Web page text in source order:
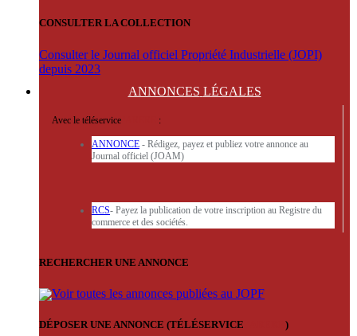
CONSULTER LA COLLECTION
Consulter le Journal officiel Propriété Industrielle (JOPI)
depuis 2023
ANNONCES LÉGALES
Avec le téléservice :
ANNONCE - Rédigez, payez et publiez votre annonce au
Journal officiel (JOAM)
RCS- Payez la publication de votre inscription au Registre du
commerce et des sociétés.
RECHERCHER UNE ANNONCE
Voir toutes les annonces publiées au JOPF
DÉPOSER UNE ANNONCE (TÉLÉSERVICE )